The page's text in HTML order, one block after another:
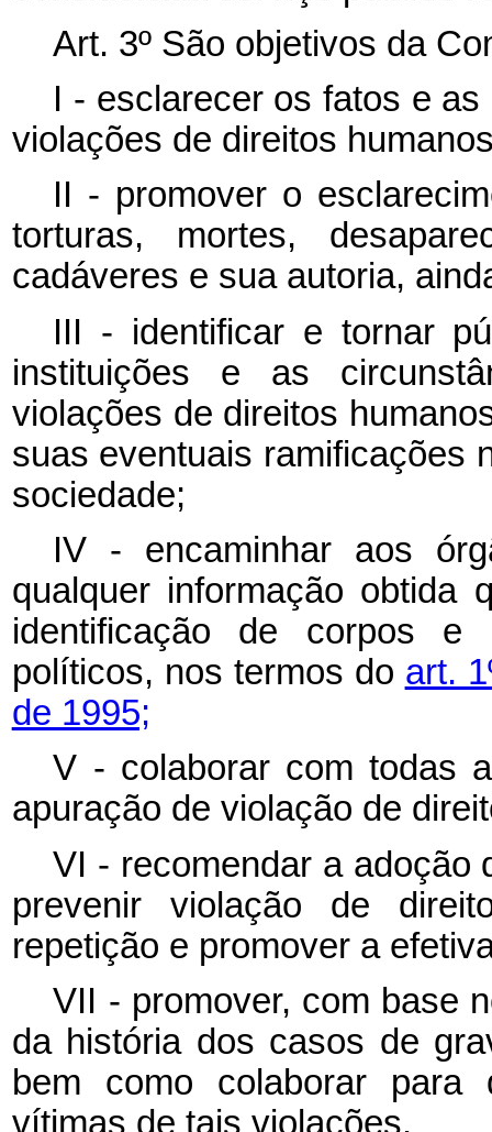
Art. 3º São objetivos da
I - esclarecer os fatos e
violações de direitos
II - promover o
torturas, mortes,
cadáveres e sua autoria,
III - identificar e tornar
instituições e as
violações de direitos
suas eventuais ramificações
sociedade;
IV - encaminhar aos
qualquer informação obtida
identificação de corpos e
políticos, nos termos do art.
de 1995;
V - colaborar com todas
apuração de violação de
VI - recomendar a adoção
prevenir violação de
repetição e promover a
VII - promover, com base
da história dos casos de
bem como colaborar para
vítimas de tais violações.